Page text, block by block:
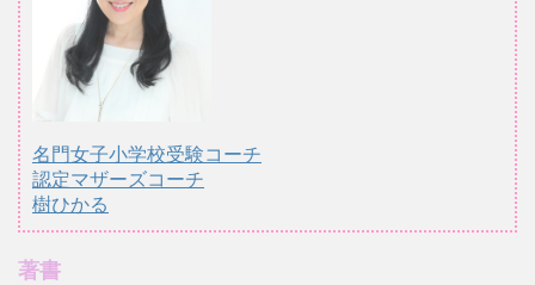
名門女子小学校受験コーチ
認定マザーズコーチ
樹ひかる
著書